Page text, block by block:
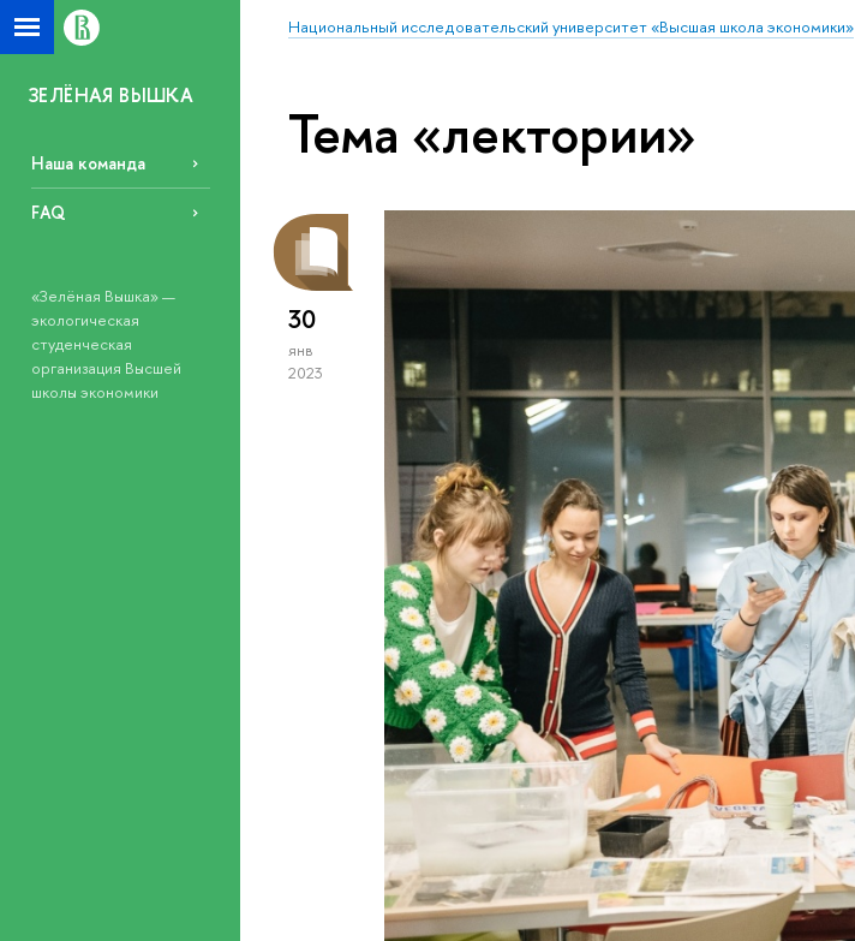
Национальный исследовательский университет «Высшая школа экономики»
ЗЕЛЁНАЯ ВЫШКА
Наша команда
FAQ
«Зелёная Вышка» —
экологическая
студенческая
организация Высшей
школы экономики
Тема «лектории»
30
янв
2023